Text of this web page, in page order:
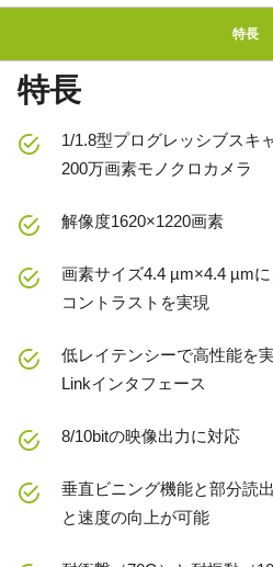
特長
特長
1/1.8型プログレッシブスキ
200万画素モノクロカメラ
解像度1620×1220画素
画素サイズ4.4 µm×4.4 µm
コントラストを実現
低レイテンシーで高性能を
Linkインタフェース
8/10bitの映像出力に対応
垂直ビニング機能と部分読
と速度の向上が可能